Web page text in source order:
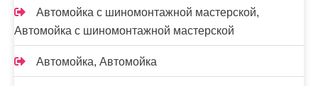
Автомойка с шиномонтажной мастерской,
Автомойка с шиномонтажной мастерской
Автомойка, Автомойка